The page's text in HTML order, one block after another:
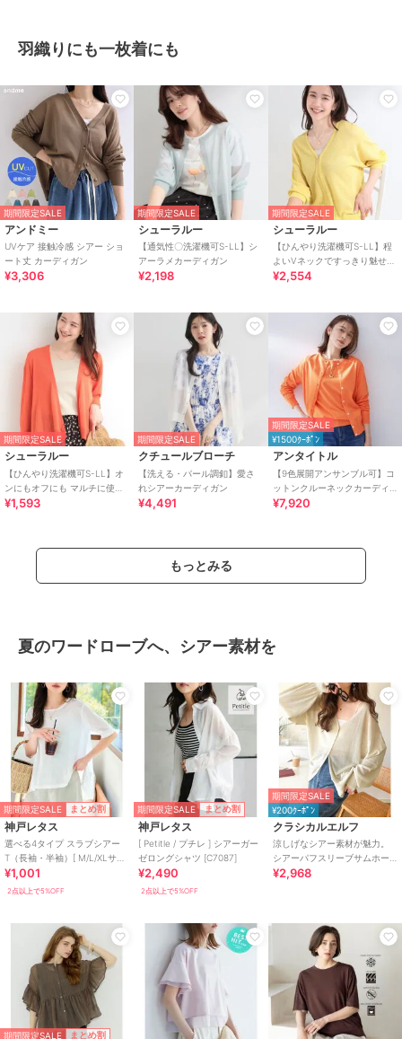
羽織りにも一枚着にも
期間限定SALE
アンドミー
UVケア 接触冷感 シアー ショ
ート丈 カーディガン
¥3,306
期間限定SALE
シューラルー
【通気性〇洗濯機可S-LL】シ
アーラメカーディガン
¥2,198
期間限定SALE
シューラルー
【ひんやり洗濯機可S-LL】程
よいVネックですっきり魅せる
ジップアップ 7分袖シアーカー
¥2,554
期間限定SALE
シューラルー
【ひんやり洗濯機可S-LL】オ
ンにもオフにも マルチに使え
るボタンレスカーディガン
¥1,593
期間限定SALE
クチュールブローチ
【洗える・パール調釦】愛さ
れシアーカーディガン
¥4,491
期間限定SALE
¥1500ｸｰﾎﾟﾝ
アンタイトル
【9色展開アンサンブル可】コ
ットンクルーネックカーディ
ガン
¥7,920
もっとみる
夏のワードローブへ、シアー素材を
期間限定SALE まとめ割
神戸レタス
選べる4タイプ スラブシアー
T（長袖・半袖）[ M/L/XLサイ
ズ ] [C7325]
¥1,001
2点以上で5%OFF
期間限定SALE まとめ割
神戸レタス
[ Petitle / プチレ ] シアーガー
ゼロングシャツ [C7087]
¥2,490
2点以上で5%OFF
期間限定SALE
¥200ｸｰﾎﾟﾝ
クラシカルエルフ
涼しげなシアー素材が魅力。
シアーパフスリーブサムホー
ルVネックニットカーディガン
¥2,968
期間限定SALE まとめ割